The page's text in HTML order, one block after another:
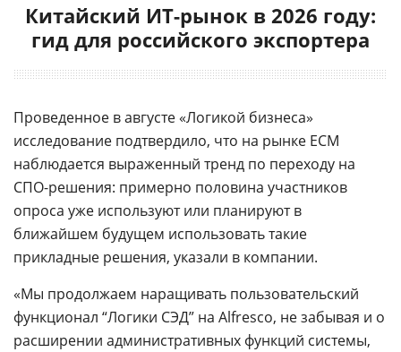
Китайский ИТ-рынок в 2026 году:
гид для российского экспортера
Проведенное в августе «Логикой бизнеса»
исследование подтвердило, что на рынке ECM
наблюдается выраженный тренд по переходу на
СПО-решения: примерно половина участников
опроса уже используют или планируют в
ближайшем будущем использовать такие
прикладные решения, указали в компании.
«Мы продолжаем наращивать пользовательский
функционал “Логики СЭД” на Alfresco, не забывая и о
расширении административных функций системы,